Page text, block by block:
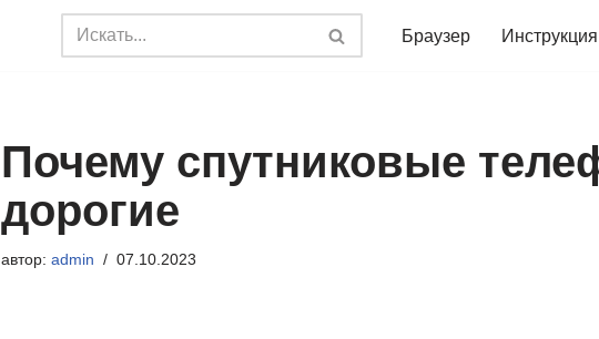
Браузер Инструкция
Почему спутниковые
дорогие
автор: admin 07.10.2023